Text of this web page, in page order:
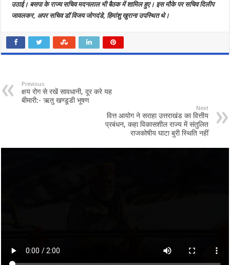
उठाई। बसपा के राज्य सचिव मदनलाल भी बैठक में शामिल हुए। इस मौके पर सचिव दिलीप
जावलकर, अपर सचिव डॉ विजय जोगदंडे, हिमांशु खुराना उपस्थित थे।
Previous
क्षय रोग से रखें सावधानी, दूर करे यह
बीमारी:- ऋतु खण्डूडी भूषण
Next
वित्त आयोग ने सराहा उत्तराखंड का वित्तीय
प्रबंधन, कहा विकासशील राज्य में संतुलित
राजकोषीय घाटा बुरी स्थिति नहीं